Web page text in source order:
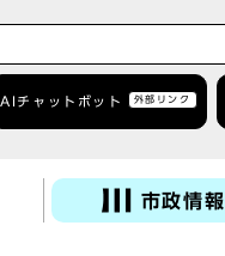
AIチャットボット 外部リンク
市政情報